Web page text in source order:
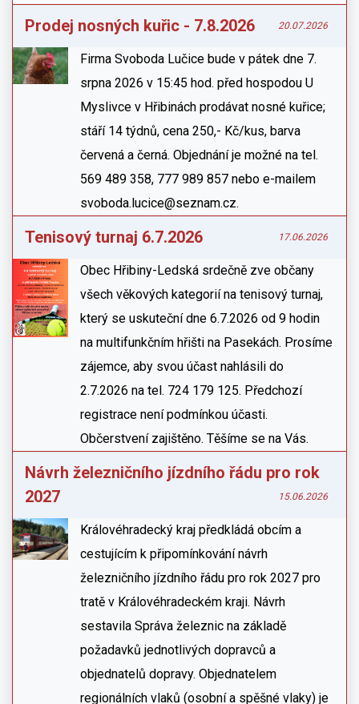
Prodej nosných kuřic - 7.8.2026 20.07.2026
Firma Svoboda Lučice bude v pátek dne 7.
srpna 2026 v 15:45 hod. před hospodou U
Myslivce v Hřibinách prodávat nosné kuřice;
stáří 14 týdnů, cena 250,- Kč/kus, barva
červená a černá. Objednání je možné na tel.
569 489 358, 777 989 857 nebo e-mailem
svoboda.lucice@seznam.cz.
Tenisový turnaj 6.7.2026 17.06.2026
Obec Hřibiny-Ledská srdečně zve občany
všech věkových kategorií na tenisový turnaj,
který se uskuteční dne 6.7.2026 od 9 hodin
na multifunkčním hřišti na Pasekách. Prosíme
zájemce, aby svou účast nahlásili do
2.7.2026 na tel. 724 179 125. Předchozí
registrace není podmínkou účasti.
Občerstvení zajištěno. Těšíme se na Vás.
Návrh železničního jízdního řádu pro rok
2027
15.06.2026
Královéhradecký kraj předkládá obcím a
cestujícím k připomínkování návrh
železničního jízdního řádu pro rok 2027 pro
tratě v Královéhradeckém kraji. Návrh
sestavila Správa železnic na základě
požadavků jednotlivých dopravců a
objednatelů dopravy. Objednatelem
regionálních vlaků (osobní a spěšné vlaky) je